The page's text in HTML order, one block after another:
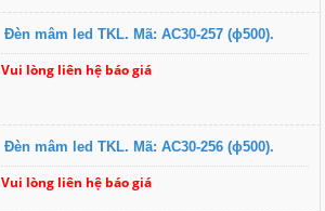
Đèn mâm led TKL. Mã: AC30-257 (ɸ500).
Vui lòng liên hệ báo giá
Đèn mâm led TKL. Mã: AC30-256 (ɸ500).
Vui lòng liên hệ báo giá